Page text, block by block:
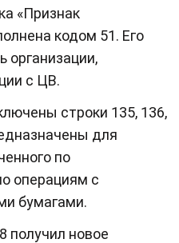
«Признак
кодом 51. Его
организации,
с ЦВ.
строки 135, 136,
для
по
операциям с
бумагами.
получил новое